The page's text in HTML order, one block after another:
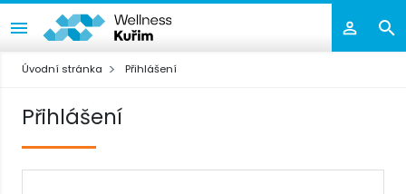
Úvodní stránka Přihlášení
Přihlášení